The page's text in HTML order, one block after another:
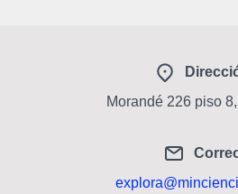
Morandé 226 piso